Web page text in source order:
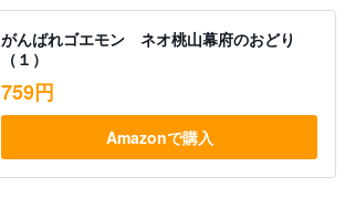
がんばれゴエモン ネオ桃山幕府のおどり
（１）
759円
Amazonで購入